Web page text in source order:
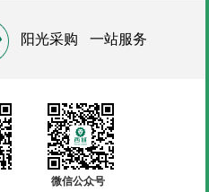
阳光采购 一站服务
微信公众号